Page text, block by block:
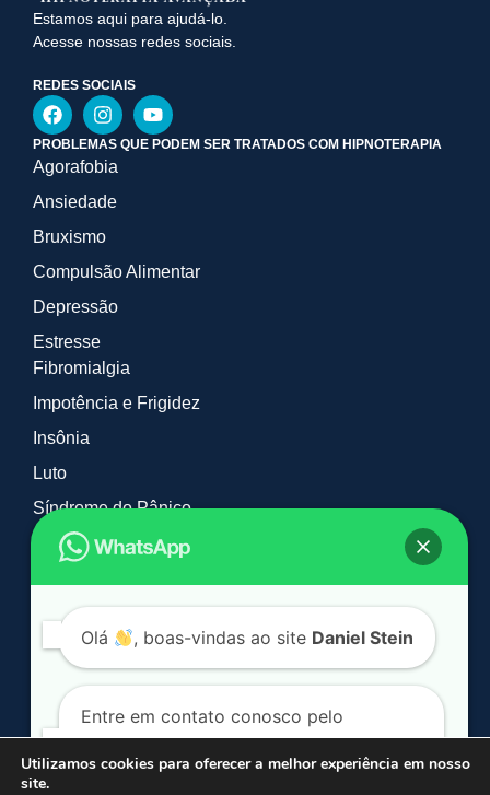
Estamos aqui para ajudá-lo.
Acesse nossas redes sociais.
REDES SOCIAIS
PROBLEMAS QUE PODEM SER TRATADOS COM HIPNOTERAPIA
Agorafobia
Ansiedade
Bruxismo
Compulsão Alimentar
Depressão
Estresse
Fibromialgia
Impotência e Frigidez
Insônia
Luto
Síndrome do Pânico
Tabagismo e Vícios
TOC
Utilizamos cookies para oferecer a melhor experiência em nosso
site.
Olá , boas-vindas ao site Daniel Stein
Entre em contato conosco pelo
WhatsApp. Clique no botão a seguir: